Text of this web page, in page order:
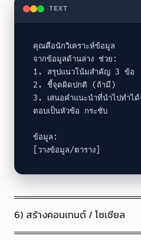
TEXT
คุณคือนักวิเคราะห์ข้อมูล
จากข้อมูลด้านล่าง ช่วย:
1. สรุปแนวโน้มสำคัญ 3 ข้อ
2. ชี้จุดผิดปกติ (ถ้ามี)
3. เสนอคำแนะนำที่นำไปทำไ
ตอบเป็นหัวข้อ กระชับ
ข้อมูล:
[วางข้อมูล/ตาราง]
6) สร้างคอนเทนต์ / โซเชียล